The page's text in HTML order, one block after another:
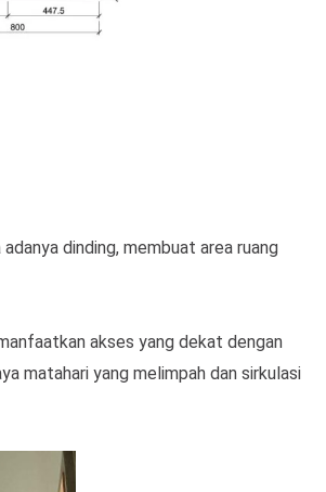
dinding, membuat area ruang
akses yang dekat dengan
matahari yang melimpah dan sirkulasi